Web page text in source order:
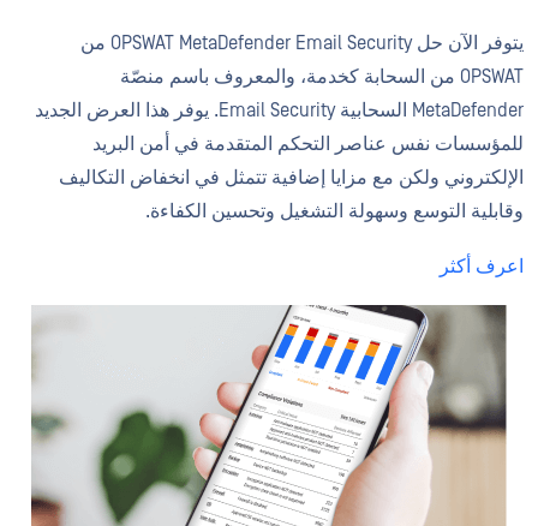
يتوفر الآن حل OPSWAT MetaDefender Email Security من
OPSWAT من السحابة كخدمة، والمعروف باسم منصّة
MetaDefender السحابية Email Security. يوفر هذا العرض الجديد
للمؤسسات نفس عناصر التحكم المتقدمة في أمن البريد
الإلكتروني ولكن مع مزايا إضافية تتمثل في انخفاض التكاليف
وقابلية التوسع وسهولة التشغيل وتحسين الكفاءة.
اعرف أكثر